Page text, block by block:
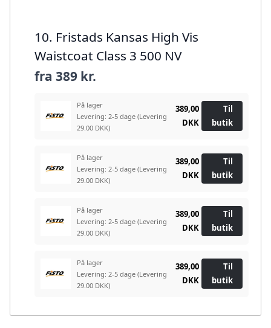
10. Fristads Kansas High Vis
Waistcoat Class 3 500 NV
fra 389 kr.
På lager
Levering: 2-5 dage (Levering
29.00 DKK)
389,00
DKK
Til
butik
På lager
Levering: 2-5 dage (Levering
29.00 DKK)
389,00
DKK
Til
butik
På lager
Levering: 2-5 dage (Levering
29.00 DKK)
389,00
DKK
Til
butik
På lager
Levering: 2-5 dage (Levering
29.00 DKK)
389,00
DKK
Til
butik